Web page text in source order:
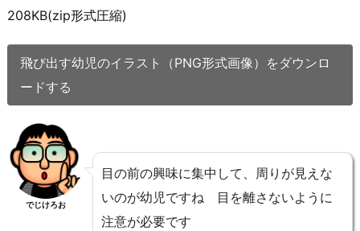
208KB(zip形式圧縮)
飛び出す幼児のイラスト（PNG形式画像）をダウンロ
ードする
でじけろお
目の前の興味に集中して、周りが見えな
いのが幼児ですね 目を離さないように
注意が必要です